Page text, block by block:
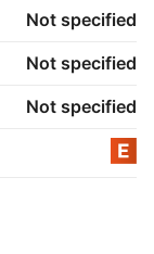
Not specified
Not specified
Not specified